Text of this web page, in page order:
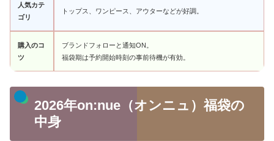
人気カテ
ゴリ
トップス、ワンピース、アウターなどが好調。
購入のコ
ツ
ブランドフォローと通知ON。
福袋期は予約開始時刻の事前待機が有効。
2026年on:nue（オンニュ）福袋の
中身